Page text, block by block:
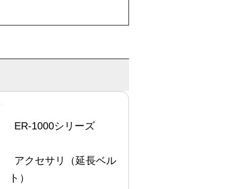
ER-1000シリーズ
アクセサリ（延長ベル
ト）